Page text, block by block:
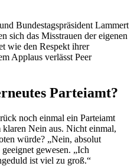
Bundestagspräsident Lammert
sich das Misstrauen der eigenen
wie den Respekt ihrer
Applaus verlässt Peer
Parteiamt?
noch einmal ein Parteiamt
Nein aus. Nicht einmal,
würde? „Nein, absolut
gewesen. „Ich
ist viel zu groß.“